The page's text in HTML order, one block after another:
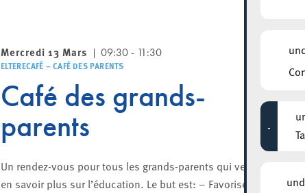
Mercredi 13 Mars 09:30 - 11:30
ELTERECAFÉ – CAFÉ DES PARENTS
Café des grands-
parents
Un rendez-vous pour tous les grands-parents qui veulent
en savoir plus sur l’éducation. Le but est: – Favoriser les
-